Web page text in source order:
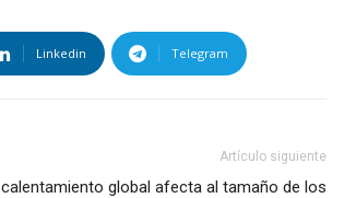
Linkedin Telegram
Artículo siguiente
calentamiento global afecta al tamaño de los